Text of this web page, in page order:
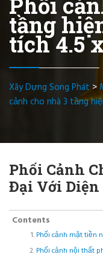
tầng
tích 4.5
Xây Dựng Song Phát>
cảnh cho nhà 3 tầng
Phối Cảnh
Đại Với Diện
Contents
Phối cảnh mặt tiền
Phối cảnh nội thất